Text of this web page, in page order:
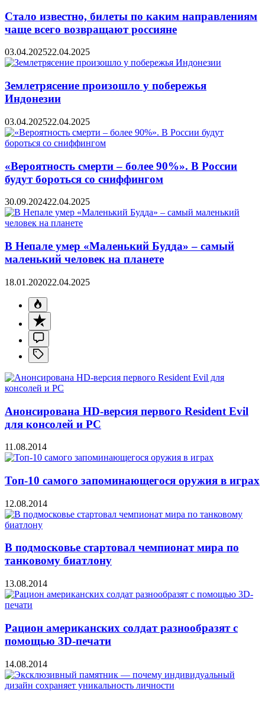
Стало известно, билеты по каким направлениям
чаще всего возвращают россияне
03.04.202522.04.2025
Землетрясение произошло у побережья
Индонезии
03.04.202522.04.2025
«Вероятность смерти – более 90%». В России
будут бороться со сниффингом
30.09.202422.04.2025
В Непале умер «Маленький Будда» – самый
маленький человек на планете
18.01.202022.04.2025
Анонсирована HD-версия первого Resident Evil
для консолей и PC
11.08.2014
Топ-10 самого запоминающегося оружия в играх
12.08.2014
В подмосковье стартовал чемпионат мира по
танковому биатлону
13.08.2014
Рацион американских солдат разнообразят с
помощью 3D-печати
14.08.2014